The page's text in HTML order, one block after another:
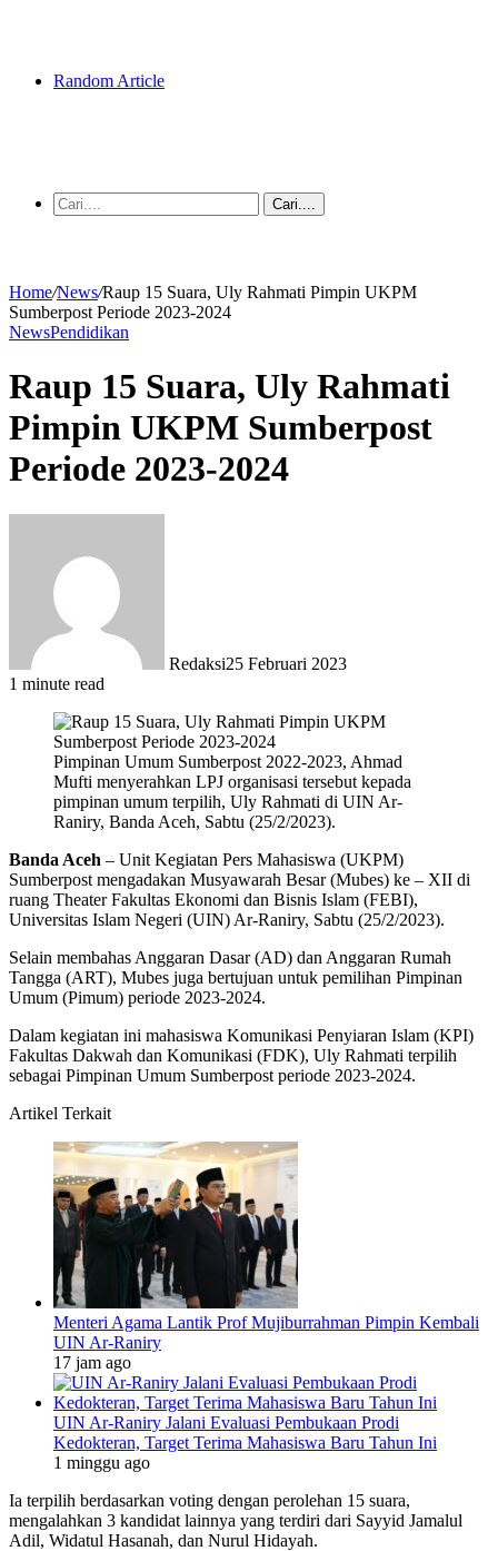
Random Article
Cari....
Home/News/Raup 15 Suara, Uly Rahmati Pimpin UKPM
Sumberpost Periode 2023-2024
NewsPendidikan
Raup 15 Suara, Uly Rahmati
Pimpin UKPM Sumberpost
Periode 2023-2024
Redaksi25 Februari 2023
1 minute read
Pimpinan Umum Sumberpost 2022-2023, Ahmad
Mufti menyerahkan LPJ organisasi tersebut kepada
pimpinan umum terpilih, Uly Rahmati di UIN Ar-
Raniry, Banda Aceh, Sabtu (25/2/2023).
Banda Aceh – Unit Kegiatan Pers Mahasiswa (UKPM)
Sumberpost mengadakan Musyawarah Besar (Mubes) ke – XII di
ruang Theater Fakultas Ekonomi dan Bisnis Islam (FEBI),
Universitas Islam Negeri (UIN) Ar-Raniry, Sabtu (25/2/2023).
Selain membahas Anggaran Dasar (AD) dan Anggaran Rumah
Tangga (ART), Mubes juga bertujuan untuk pemilihan Pimpinan
Umum (Pimum) periode 2023-2024.
Dalam kegiatan ini mahasiswa Komunikasi Penyiaran Islam (KPI)
Fakultas Dakwah dan Komunikasi (FDK), Uly Rahmati terpilih
sebagai Pimpinan Umum Sumberpost periode 2023-2024.
Artikel Terkait
Menteri Agama Lantik Prof Mujiburrahman Pimpin Kembali
UIN Ar-Raniry
17 jam ago
UIN Ar-Raniry Jalani Evaluasi Pembukaan Prodi
Kedokteran, Target Terima Mahasiswa Baru Tahun Ini
1 minggu ago
Ia terpilih berdasarkan voting dengan perolehan 15 suara,
mengalahkan 3 kandidat lainnya yang terdiri dari Sayyid Jamalul
Adil, Widatul Hasanah, dan Nurul Hidayah.